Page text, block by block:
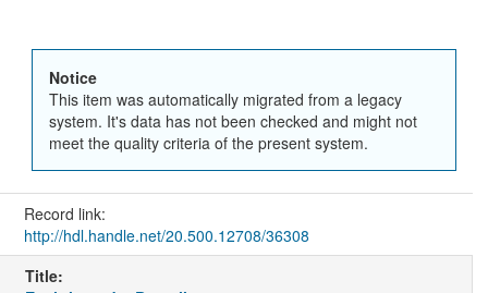
Notice
This item was automatically migrated from a legacy
system. It's data has not been checked and might not
meet the quality criteria of the present system.
Record link:
http://hdl.handle.net/20.500.12708/36308
Title: